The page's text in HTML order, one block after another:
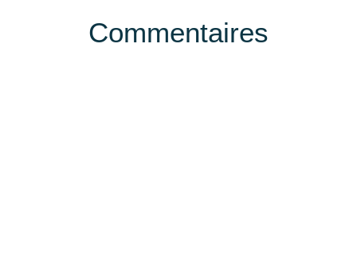
Commentaires